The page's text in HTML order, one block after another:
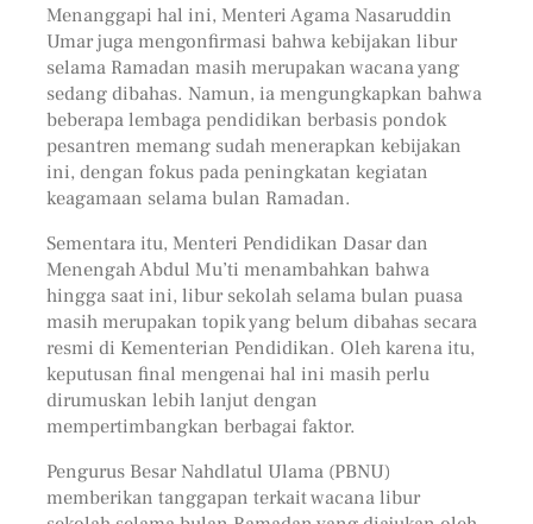
Menanggapi hal ini, Menteri Agama Nasaruddin
Umar juga mengonfirmasi bahwa kebijakan libur
selama Ramadan masih merupakan wacana yang
sedang dibahas. Namun, ia mengungkapkan bahwa
beberapa lembaga pendidikan berbasis pondok
pesantren memang sudah menerapkan kebijakan
ini, dengan fokus pada peningkatan kegiatan
keagamaan selama bulan Ramadan.
Sementara itu, Menteri Pendidikan Dasar dan
Menengah Abdul Mu’ti menambahkan bahwa
hingga saat ini, libur sekolah selama bulan puasa
masih merupakan topik yang belum dibahas secara
resmi di Kementerian Pendidikan. Oleh karena itu,
keputusan final mengenai hal ini masih perlu
dirumuskan lebih lanjut dengan
mempertimbangkan berbagai faktor.
Pengurus Besar Nahdlatul Ulama (PBNU)
memberikan tanggapan terkait wacana libur